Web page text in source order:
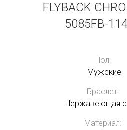
FLYBACK
5085FB-
Пол:
Мужские
Браслет:
Нержавеющая
Материал: